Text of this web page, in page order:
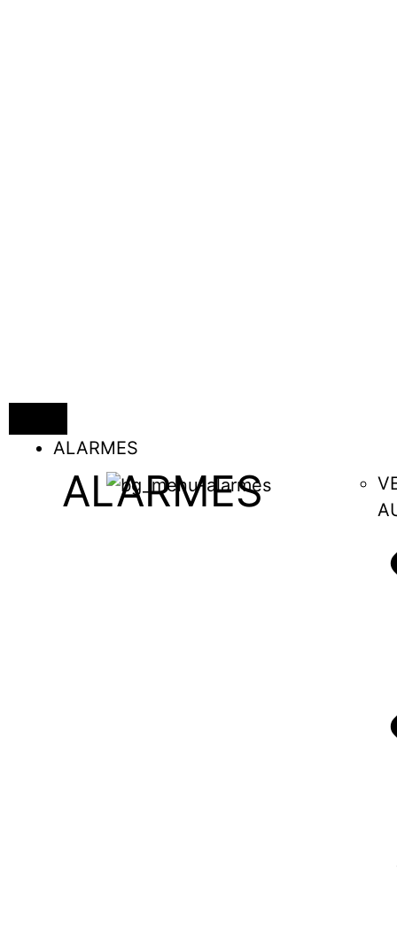
ALARMES
ALARMES